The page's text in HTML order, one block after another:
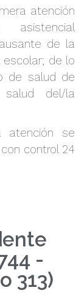
atención
de la
de lo
de salud de
del/la
atención se
control 24
-
313)